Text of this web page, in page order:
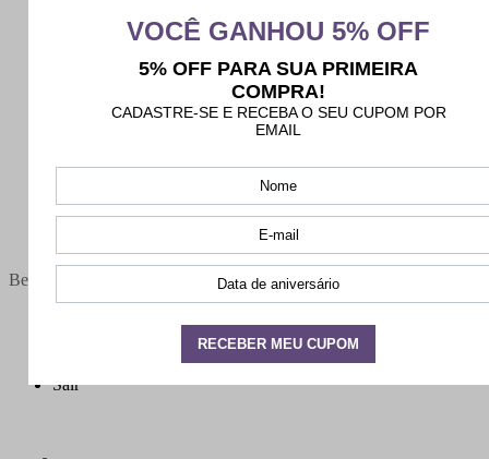
Bem-vindo(a),
Sair